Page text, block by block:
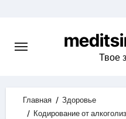
content
Твое
Главная
Здоровье
Кодирование от